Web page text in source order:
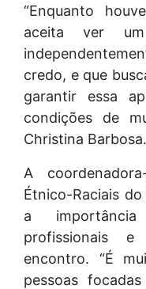
“Enquanto
aceita ver
credo, e que
garantir essa
condições de
Christina Barbosa.
A
Étnico-Raciais
a
profissionais
encontro. “É
pessoas